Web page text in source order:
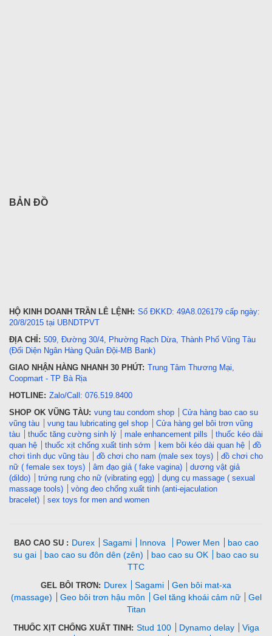
BẢN ĐỒ
HỘ KINH DOANH TRẦN LÊ LỆNH: Số ĐKKD: 49A8.026179 cấp ngày:
20/8/2015 tại UBNDTPVT
ĐỊA CHỈ: 509, Đường 30/4, Phường Rạch Dừa, Thành Phố Vũng Tàu
(Đối Diện Ngân Hàng Quân Đội-MB Bank)
GIAO NHẬN HÀNG NHANH 30 PHÚT: Trung Tâm Thương Mại,
Coopmart - TP Bà Rịa
HOTLINE: Zalo/Call: 076.519.8400
SHOP OK VŨNG TÀU: vung tau condom shop
Cửa hàng bao cao su
vũng tàu
vung tau lubricating gel shop
Cửa hàng gel bôi trơn vũng
tàu
thuốc tăng cường sinh lý male enhancement pills
thuốc kéo dài
quan hệ
thuốc xịt chống xuất tinh sớm kem bôi kéo dài quan hệ
đồ
chơi tình dục vũng tàu
đồ chơi cho nam (male sex toys)
đồ chơi cho
nữ ( female sex toys)
âm đạo giả ( fake vagina)
dương vật giả
(dildo)
trứng rung cho nữ (vibrating egg)
dụng cụ massage ( sexual
massage tools)
vòng đeo chống xuất tinh (anti-ejaculation
bracelet)
sex toys for men and women
BAO CAO SU : Durex Sagami Innova Power Men
bao cao
su gai
bao cao su đôn dên (zên) bao cao su OK
bao cao su
TTC
GEL BÔI TRƠN: Durex Sagami
Gen bôi mat-xa
(massage)
Geo bôi trơn hậu môn Gel tăng khoái cảm nữ
Gel
Titan
THUỐC XỊT CHỐNG XUẤT TINH: Stud 100 Dynamo delay
Viga